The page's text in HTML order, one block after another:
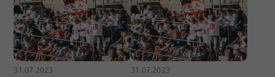
31.07.2023 31.07.2023